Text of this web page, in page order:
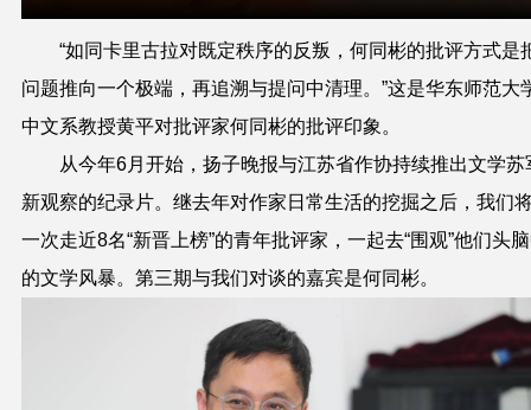
“如同卡里古拉对既定秩序的反叛，何同彬的批评方式是
问题推向一个极端，再追溯与提问中清理。”这是华东师范大
中文系教授黄平对批评家何同彬的批评印象。
从今年6月开始，扬子晚报与江苏省作协持续推出文学苏
新观察的纪录片。继去年对作家日常生活的挖掘之后，我们
一次走近8名“新晋上榜”的青年批评家，一起去“围观”他们头
的文学风暴。第三期与我们对谈的嘉宾是何同彬。